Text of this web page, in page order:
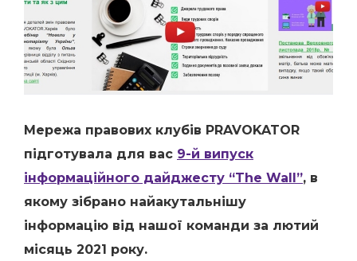
Мережа правових клубів PRAVOKATOR
підготувала для вас 9-й випуск
інформаційного дайджесту “The Wall”, в
якому зібрано найакутальнішу
інформацію від нашої команди за лютий
місяць 2021 року.